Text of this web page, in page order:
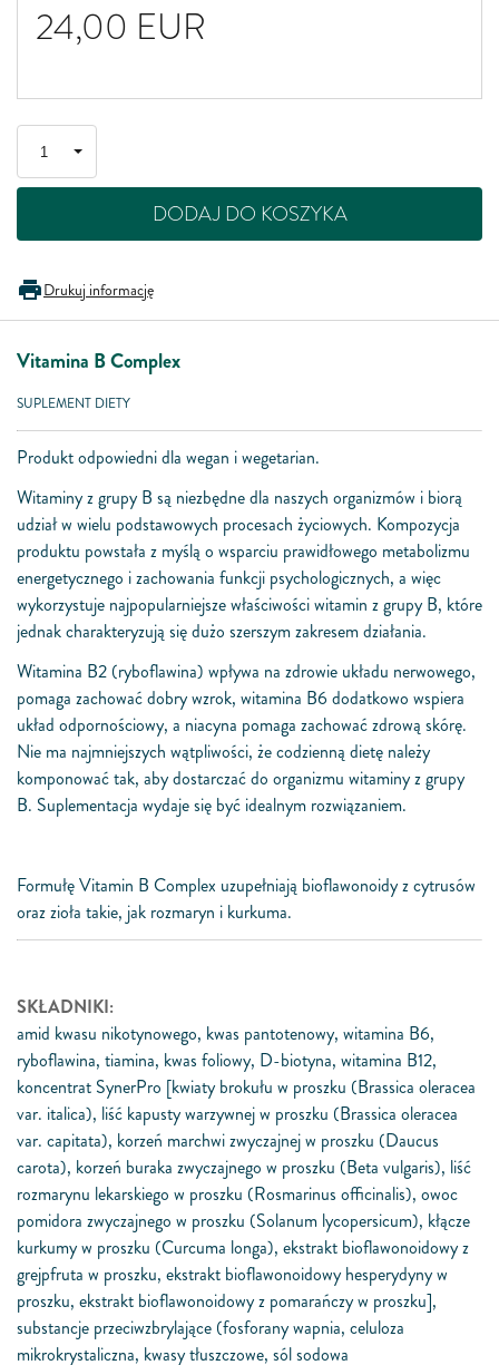
24,00 EUR
DODAJ DO KOSZYKA
Drukuj informację
Vitamina B Complex
SUPLEMENT DIETY
Produkt odpowiedni dla wegan i wegetarian.
Witaminy z grupy B są niezbędne dla naszych organizmów i biorą
udział w wielu podstawowych procesach życiowych. Kompozycja
produktu powstała z myślą o wsparciu prawidłowego metabolizmu
energetycznego i zachowania funkcji psychologicznych, a więc
wykorzystuje najpopularniejsze właściwości witamin z grupy B, które
jednak charakteryzują się dużo szerszym zakresem działania.
Witamina B2 (ryboflawina) wpływa na zdrowie układu nerwowego,
pomaga zachować dobry wzrok, witamina B6 dodatkowo wspiera
układ odpornościowy, a niacyna pomaga zachować zdrową skórę.
Nie ma najmniejszych wątpliwości, że codzienną dietę należy
komponować tak, aby dostarczać do organizmu witaminy z grupy
B. Suplementacja wydaje się być idealnym rozwiązaniem.
Formułę Vitamin B Complex uzupełniają bioflawonoidy z cytrusów
oraz zioła takie, jak rozmaryn i kurkuma.
SKŁADNIKI:
amid kwasu nikotynowego, kwas pantotenowy, witamina B6,
ryboflawina, tiamina, kwas foliowy, D-biotyna, witamina B12,
koncentrat SynerPro [kwiaty brokułu w proszku (Brassica oleracea
var. italica), liść kapusty warzywnej w proszku (Brassica oleracea
var. capitata), korzeń marchwi zwyczajnej w proszku (Daucus
carota), korzeń buraka zwyczajnego w proszku (Beta vulgaris), liść
rozmarynu lekarskiego w proszku (Rosmarinus officinalis), owoc
pomidora zwyczajnego w proszku (Solanum lycopersicum), kłącze
kurkumy w proszku (Curcuma longa), ekstrakt bioflawonoidowy z
grejpfruta w proszku, ekstrakt bioflawonoidowy hesperydyny w
proszku, ekstrakt bioflawonoidowy z pomarańczy w proszku],
substancje przeciwzbrylające (fosforany wapnia, celuloza
mikrokrystaliczna, kwasy tłuszczowe, sól sodowa